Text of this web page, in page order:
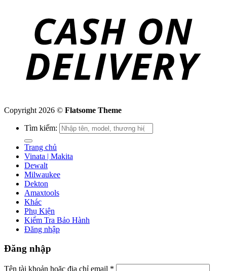
Copyright 2026 © Flatsome Theme
Tìm kiếm:
Trang chủ
Vinata | Makita
Dewalt
Milwaukee
Dekton
Amaxtools
Khác
Phụ Kiện
Kiểm Tra Bảo Hành
Đăng nhập
Đăng nhập
Tên tài khoản hoặc địa chỉ email *